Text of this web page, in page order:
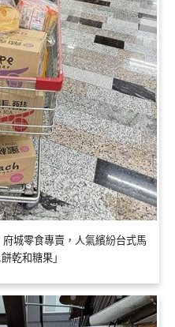
府城零食專賣，人氣繽紛台式馬
乾和糖果」